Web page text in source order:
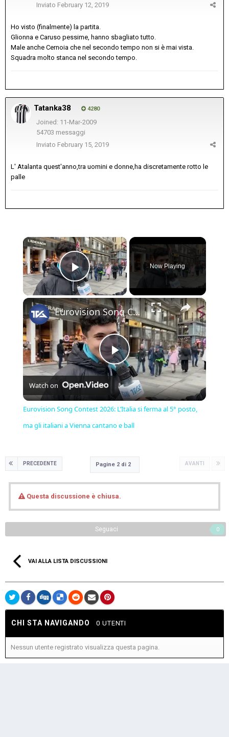
Inviato February 12, 2019
Ho visto (finalmente) la partita.
Glionna e Caruso pessime, hanno sbagliato tutto.
Male anche Cernoia che nel secondo tempo non si è mai vista.
Squadra molto stanca nel secondo tempo.
Tatanka38 4280
Joined: 11-Mar-2009
54703 messaggi
Inviato February 15, 2019
L' Atalanta quest'anno,tra uomini e donne,ha discretamente rotto le
palle
×
Play Video
Now Playing
×
Play
Video
Eurovision Song Contest 2026: L’Italia si ferma al 5° posto, ma gli italiani a Vienna cantano e ball
Watch on
Eurovision Song Contest 2026: L’Italia si ferma al 5° posto,
ma gli italiani a Vienna cantano e ball
PRECEDENTE AVANTI
Pagine 2 di 2
Questa discussione è chiusa.
Seguaci 0
VAI ALLA LISTA DISCUSSIONI
CHI STA NAVIGANDO 0 UTENTI
Nessun utente registrato visualizza questa pagina.